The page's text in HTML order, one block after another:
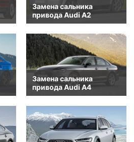
Замена сальника
привода Audi A2
Замена сальника
привода Audi A4